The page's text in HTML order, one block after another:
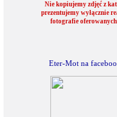
Nie kopiujemy zdjęć z
prezentujemy wyłącznie
fotografie oferowanych
Eter-Mot na